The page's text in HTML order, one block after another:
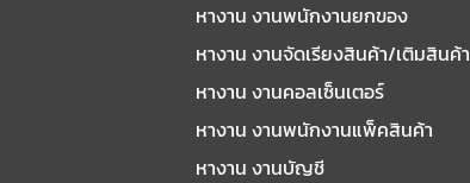
หางาน งานพนักงานยกของ
หางาน งานจัดเรียงสินค้า/เติมสินค้า
หางาน งานคอลเซ็นเตอร์
หางาน งานพนักงานแพ็คสินค้า
หางาน งานบัญชี